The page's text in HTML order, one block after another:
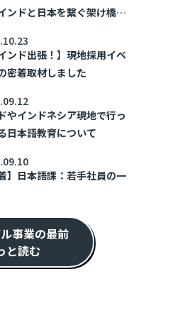
ンドと日本を繋ぐ架け橋、
？
インド出張！】現地採用イベ
密着取材しました
やインドネシア現地で行っ
日本語教育について
着】日本語課：若手社員の一
事業の最前
と読む